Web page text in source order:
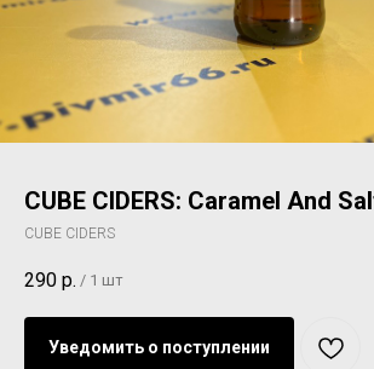
CUBE CIDERS: Caramel And
CUBE CIDERS
290 р. / 1 шт
Уведомить о поступлении